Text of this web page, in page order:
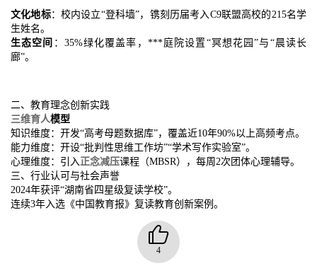
文化地标：校内设立“登科墙”，镌刻历届考入C9联盟高校的215名学
生姓名。
生态空间 ：35%绿化覆盖率，***庭院设置“冥想花园”与“晨读长
廊”。
二、教育理念创新实践
三维育人模型
知识维度：开发“高考母题数据库”，覆盖近10年90%以上高频考点。
能力维度：开设“批判性思维工作坊”“学术写作实验室”。
心理维度：引入正念减压课程（MBSR），每周2次团体心理辅导。
三、行业认可与社会声誉
2024年获评“湖南省四星级复读学校”。
连续3年入选《中国教育报》复读教育创新案例。
4